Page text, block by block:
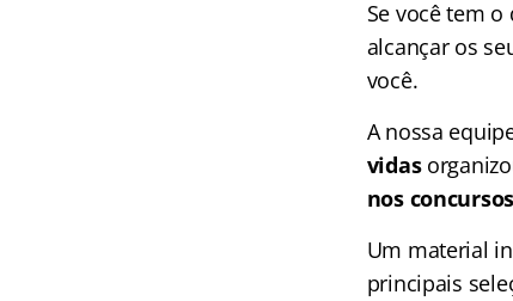
Se você tem
alcançar os
você.
A nossa
vidas
nos
Um material
principais